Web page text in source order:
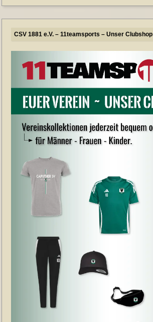
CSV 1881 e.V. – 11teamsports – Unser Clubshop